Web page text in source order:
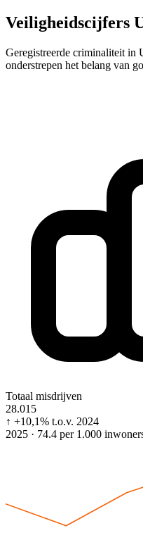
Veiligheidscijfers
Geregistreerde criminaliteit in
onderstrepen het belang van
Totaal misdrijven
28.015
↑ +10,1% t.o.v. 2024
2025 · 74.4 per 1.000